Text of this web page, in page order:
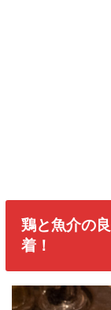
鶏と魚介の
着！